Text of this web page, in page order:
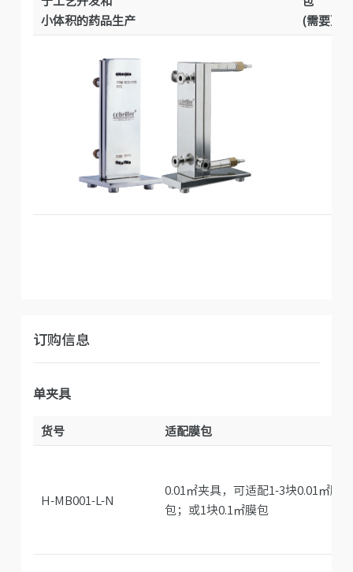
小体积的药品生产
(需要更
订购信息
单夹具
货号 适配膜包
H-MB001-L-N
0.01㎡夹具，可适配1-3块0.01㎡膜
包；或1块0.1㎡膜包